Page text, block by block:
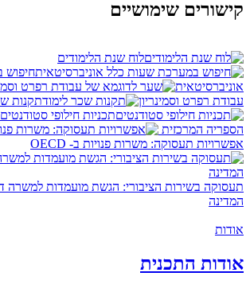
קישורים שימושיים
לוח שנת הלימודים
חיפוש
אוניברסיטאית
עבודת רפרט וסמינריון
תקנות
תכניות חילופי סטודנטים
הספריה המרכזית
אפשרויות תעסוקה: משרות פנויות ב- OECD
תעסוקה בשירות הציבורי: הגשת מועמדות למשרה
המדינה
אודות
אודות התכנית